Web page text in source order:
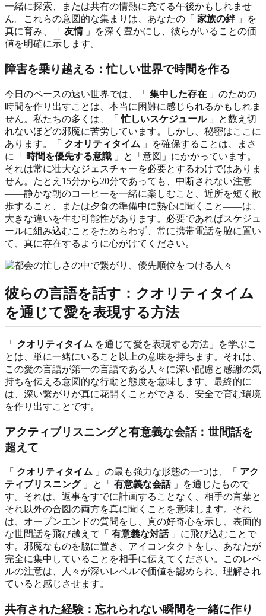
一緒に探索、または共有の情熱に充てる午後かもしれませ
ん。これらの意図的な集まりは、あなたの「 家族の絆」を
真に育み、「 友情」を深く豊かにし、彼らがいることの価
値を明確に示します。
障害を乗り越える：忙しい世界で時間を作る
今日のペースの速い世界では、「 集中した存在 」のための
時間を作り出すことは、本当に困難に感じられるかもしれま
せん。私たちの多くは、「忙しいスケジュール」と数え切
れないほどの邪魔に苦労しています。しかし、秘密はここに
あります。「 クオリティタイム 」を確保することは、まさ
に「
時間を優先する意識 」と「意図」にかかっています。
それは常に壮大なジェスチャーを必要とするわけではありま
せん。たとえ15分から20分であっても、中断されない注意
――静かな朝のコーヒーを一緒に楽しむこと、近所を短く散
歩すること、または夕食の準備中に熱心に聞くこと――は、
大きな違いを生む可能性があります。必要であればスケジュ
ールに組み込むことをためらわず、常に携帯電話を脇に置い
て、真に存在するように心がけてください。
彼らの言語を話す：クオリティタイム
を通じて愛を表現する方法
「 クオリティタイム を通じて愛を表現する方法」を学ぶこ
とは、単に一緒にいること以上の意味を持ちます。それは、
この愛の言語が第一の言語である人々に深い配慮と感謝の気
持ちを伝える意図的な行動と態度を意味します。最終的に
は、深い繋がりが真に花開くことができる、安全で育む環境
を作り出すことです。
アクティブリスニングと有意義な会話：世間話を
超えて
「 クオリティタイム 」の最も強力な形態の一つは、「 アク
ティブリスニング」と「 有意義な会話」を通じたもので
す。それは、返事をすでに計画することなく、相手の言葉と
それ以外の合図の両方を真に聞くことを意味します。それ
は、オープンエンドの質問をし、真の好奇心を示し、表面的
な世間話を飛び越えて「 有意義な対話」に飛び込むことで
す。邪魔なものを脇に置き、アイコンタクトをし、あなたが
完全に集中していることを相手に伝えてください。このレベ
ルの注意は、人々が深いレベルで価値を認められ、理解され
ていると感じさせます。
共有された経験：忘れられない瞬間を一緒に作り